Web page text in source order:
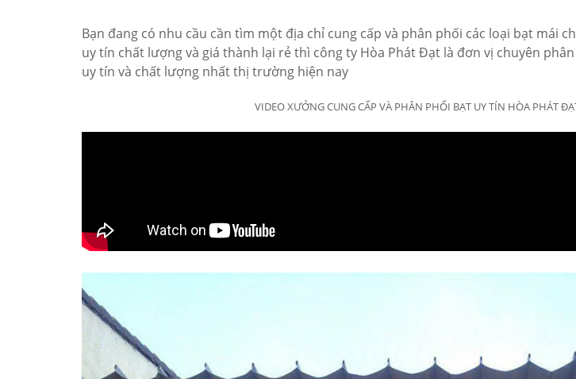
Bạn đang có nhu cầu cần tìm một địa chỉ cung cấp và phân phối các loại bạt mái
uy tín chất lượng và giá thành lại rẻ thì công ty Hòa Phát Đạt là đơn vị chuyên
uy tín và chất lượng nhất thị trường hiện nay
VIDEO XƯỞNG CUNG CẤP VÀ PHÂN PHỐI BẠT UY TÍN HÒA PHÁT